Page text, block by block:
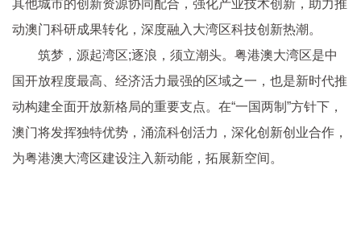
其他城市的创新资源协同配合，强化产业技术创新，助力推
动澳门科研成果转化，深度融入大湾区科技创新热潮。
筑梦，源起湾区;逐浪，须立潮头。粤港澳大湾区是中
国开放程度最高、经济活力最强的区域之一，也是新时代推
动构建全面开放新格局的重要支点。在“一国两制”方针下，
澳门将发挥独特优势，涌流科创活力，深化创新创业合作，
为粤港澳大湾区建设注入新动能，拓展新空间。